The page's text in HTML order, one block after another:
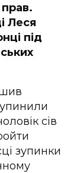
Леся
під
сів
зупинки